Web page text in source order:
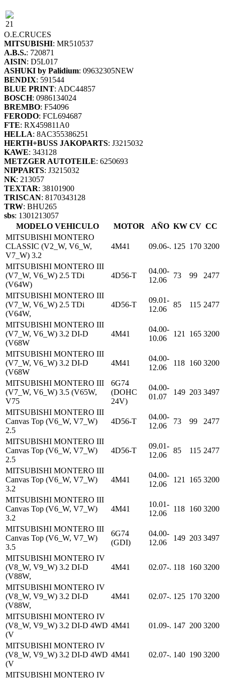
21
O.E.CRUCES
MITSUBISHI: MR510537
A.B.S.: 720871
AISIN: D5L017
ASHUKI by Palidium: 09632305NEW
BENDIX: 591544
BLUE PRINT: ADC44857
BOSCH: 0986134024
BREMBO: F54096
FERODO: FCL694687
FTE: RX459811A0
HELLA: 8AC355386251
HERTH+BUSS JAKOPARTS: J3215032
KAWE: 343128
METZGER AUTOTEILE: 6250693
NIPPARTS: J3215032
NK: 213057
TEXTAR: 38101900
TRISCAN: 8170343128
TRW: BHU265
sbs: 1301213057
MODELO VEHICULO
MOTOR AÑO KW CV CC
MITSUBISHI MONTERO
CLASSIC (V2_W, V6_W,
V7_W) 3.2
4M41 09.06-. 125 170 3200
MITSUBISHI MONTERO III
(V7_W, V6_W) 2.5 TDi
(V64W)
4D56-T
04.00-
12.06
73 99 2477
MITSUBISHI MONTERO III
(V7_W, V6_W) 2.5 TDi
(V64W,
4D56-T
09.01-
12.06
85 115 2477
MITSUBISHI MONTERO III
(V7_W, V6_W) 3.2 DI-D
(V68W
4M41
04.00-
10.06
121 165 3200
MITSUBISHI MONTERO III
(V7_W, V6_W) 3.2 DI-D
(V68W
4M41
04.00-
12.06
118 160 3200
MITSUBISHI MONTERO III
(V7_W, V6_W) 3.5 (V65W,
V75
6G74
(DOHC
24V)
04.00-
01.07
149 203 3497
MITSUBISHI MONTERO III
Canvas Top (V6_W, V7_W)
2.5
4D56-T
04.00-
12.06
73 99 2477
MITSUBISHI MONTERO III
Canvas Top (V6_W, V7_W)
2.5
4D56-T
09.01-
12.06
85 115 2477
MITSUBISHI MONTERO III
Canvas Top (V6_W, V7_W)
3.2
4M41
04.00-
12.06
121 165 3200
MITSUBISHI MONTERO III
Canvas Top (V6_W, V7_W)
3.2
4M41
10.01-
12.06
118 160 3200
MITSUBISHI MONTERO III
Canvas Top (V6_W, V7_W)
3.5
6G74
(GDI)
04.00-
12.06
149 203 3497
MITSUBISHI MONTERO IV
(V8_W, V9_W) 3.2 DI-D
(V88W,
4M41 02.07-. 118 160 3200
MITSUBISHI MONTERO IV
(V8_W, V9_W) 3.2 DI-D
(V88W,
4M41 02.07-. 125 170 3200
MITSUBISHI MONTERO IV
(V8_W, V9_W) 3.2 DI-D 4WD
(V
4M41 01.09-. 147 200 3200
MITSUBISHI MONTERO IV
(V8_W, V9_W) 3.2 DI-D 4WD
(V
4M41 02.07-. 140 190 3200
MITSUBISHI MONTERO IV